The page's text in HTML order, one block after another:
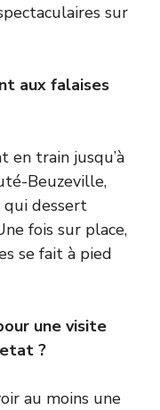
sur
aux falaises
en train jusqu’à
Beuzeville,
qui dessert
fois sur place,
se fait à pied
une visite
?
au moins une